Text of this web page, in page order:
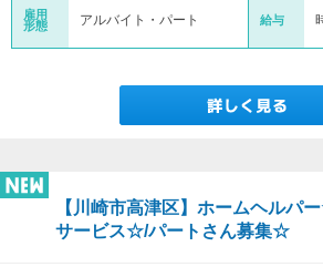
雇用
形態
アルバイト・パート 給与
【川崎市高津区】ホームヘルパ
サービス☆/パートさん募集☆